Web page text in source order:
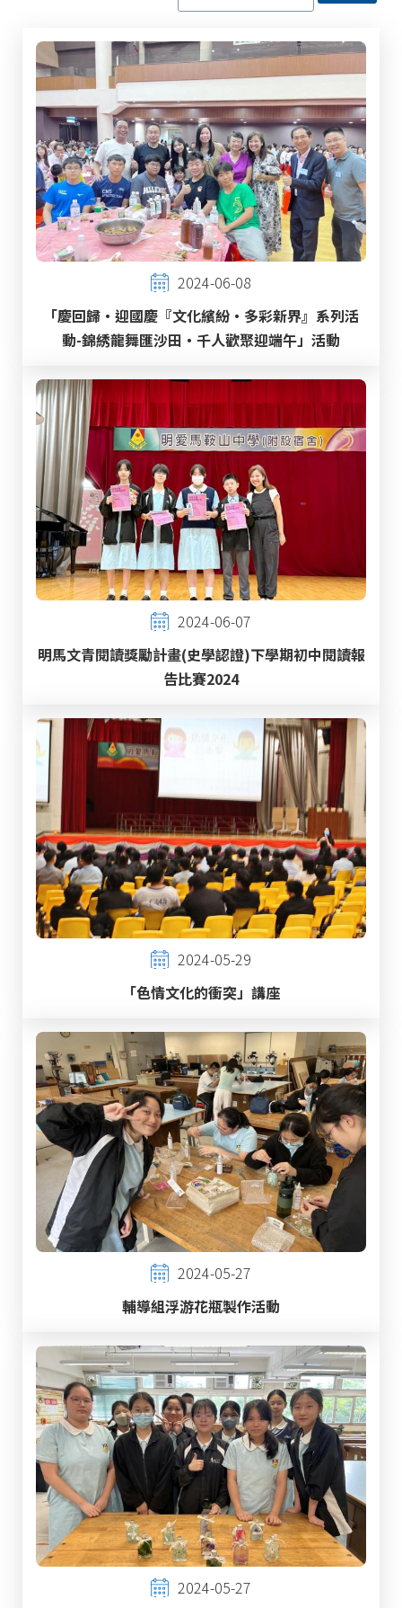
2024-06-08
「慶回歸‧迎國慶『文化繽紛‧多彩新界』系列活
動-錦綉龍舞匯沙田‧千人歡聚迎端午」活動
2024-06-07
明馬文青閱讀獎勵計畫(史學認證)下學期初中閱讀報
告比賽2024
2024-05-29
「色情文化的衝突」講座
2024-05-27
輔導組浮游花瓶製作活動
2024-05-27